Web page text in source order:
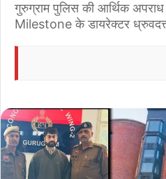
गुरुग्राम पुलिस की आर्थिक
Milestone के डायरेक्टर